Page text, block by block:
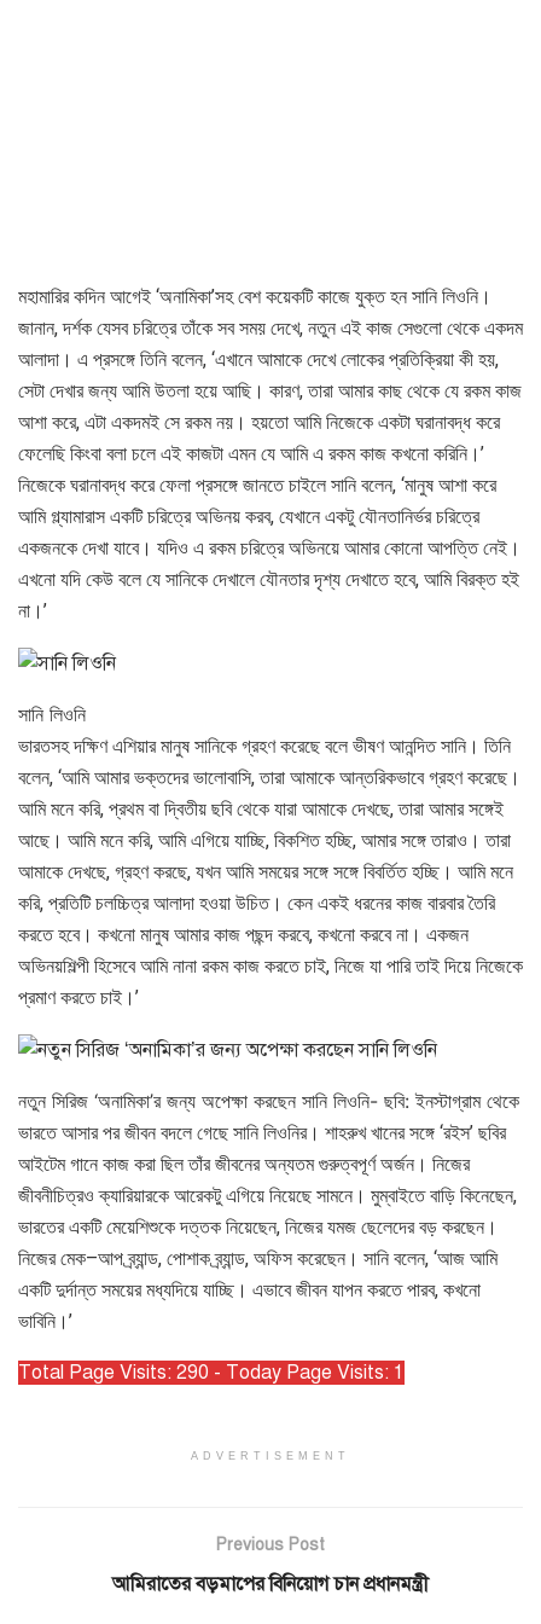
মহামারির কদিন আগেই ‘অনামিকা’সহ বেশ কয়েকটি কাজে যুক্ত হন সানি লিওনি।
জানান, দর্শক যেসব চরিত্রে তাঁকে সব সময় দেখে, নতুন এই কাজ সেগুলো থেকে একদম
আলাদা। এ প্রসঙ্গে তিনি বলেন, ‘এখানে আমাকে দেখে লোকের প্রতিক্রিয়া কী হয়,
সেটা দেখার জন্য আমি উতলা হয়ে আছি। কারণ, তারা আমার কাছ থেকে যে রকম কাজ
আশা করে, এটা একদমই সে রকম নয়। হয়তো আমি নিজেকে একটা ঘরানাবদ্ধ করে
ফেলেছি কিংবা বলা চলে এই কাজটা এমন যে আমি এ রকম কাজ কখনো করিনি।’
নিজেকে ঘরানাবদ্ধ করে ফেলা প্রসঙ্গে জানতে চাইলে সানি বলেন, ‘মানুষ আশা করে
আমি গ্ল্যামারাস একটি চরিত্রে অভিনয় করব, যেখানে একটু যৌনতানির্ভর চরিত্রে
একজনকে দেখা যাবে। যদিও এ রকম চরিত্রে অভিনয়ে আমার কোনো আপত্তি নেই।
এখনো যদি কেউ বলে যে সানিকে দেখালে যৌনতার দৃশ্য দেখাতে হবে, আমি বিরক্ত হই
না।’
সানি লিওনি
ভারতসহ দক্ষিণ এশিয়ার মানুষ সানিকে গ্রহণ করেছে বলে ভীষণ আনন্দিত সানি। তিনি
বলেন, ‘আমি আমার ভক্তদের ভালোবাসি, তারা আমাকে আন্তরিকভাবে গ্রহণ করেছে।
আমি মনে করি, প্রথম বা দ্বিতীয় ছবি থেকে যারা আমাকে দেখছে, তারা আমার সঙ্গেই
আছে। আমি মনে করি, আমি এগিয়ে যাচ্ছি, বিকশিত হচ্ছি, আমার সঙ্গে তারাও। তারা
আমাকে দেখছে, গ্রহণ করছে, যখন আমি সময়ের সঙ্গে সঙ্গে বিবর্তিত হচ্ছি। আমি মনে
করি, প্রতিটি চলচ্চিত্র আলাদা হওয়া উচিত। কেন একই ধরনের কাজ বারবার তৈরি
করতে হবে। কখনো মানুষ আমার কাজ পছন্দ করবে, কখনো করবে না। একজন
অভিনয়শিল্পী হিসেবে আমি নানা রকম কাজ করতে চাই, নিজে যা পারি তাই দিয়ে নিজেকে
প্রমাণ করতে চাই।’
নতুন সিরিজ ‘অনামিকা’র জন্য অপেক্ষা করছেন সানি লিওনি- ছবি: ইনস্টাগ্রাম থেকে
ভারতে আসার পর জীবন বদলে গেছে সানি লিওনির। শাহরুখ খানের সঙ্গে ‘রইস’ ছবির
আইটেম গানে কাজ করা ছিল তাঁর জীবনের অন্যতম গুরুত্বপূর্ণ অর্জন। নিজের
জীবনীচিত্রও ক্যারিয়ারকে আরেকটু এগিয়ে নিয়েছে সামনে। মুম্বাইতে বাড়ি কিনেছেন,
ভারতের একটি মেয়েশিশুকে দত্তক নিয়েছেন, নিজের যমজ ছেলেদের বড় করছেন।
নিজের মেক–আপ ব্র্যান্ড, পোশাক ব্র্যান্ড, অফিস করেছেন। সানি বলেন, ‘আজ আমি
একটি দুর্দান্ত সময়ের মধ্যদিয়ে যাচ্ছি। এভাবে জীবন যাপন করতে পারব, কখনো
ভাবিনি।’
Total Page Visits: 290 - Today Page Visits: 1
ADVERTISEMENT
Previous Post
আমিরাতের বড়মাপের বিনিয়োগ চান প্রধানমন্ত্রী